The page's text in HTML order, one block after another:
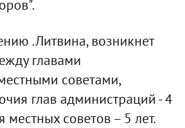
.Литвина, возникнет
главами
советами,
глав администраций - 4
местных советов – 5 лет.